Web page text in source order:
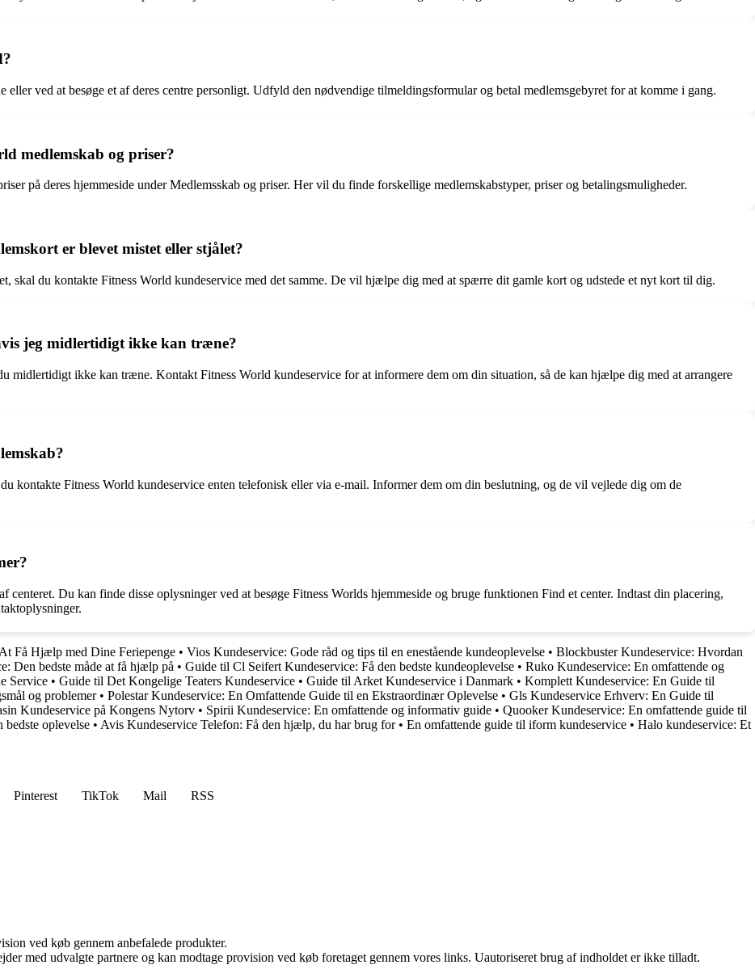
ved at besøge et af deres centre personligt. Udfyld den nødvendige tilmeldingsformular og betal medlemsgebyret for at komme i gang.
medlemskab og priser?
på deres hjemmeside under Medlemsskab og priser. Her vil du finde forskellige medlemskabstyper, priser og betalingsmuligheder.
er blevet mistet eller stjålet?
skal du kontakte Fitness World kundeservice med det samme. De vil hjælpe dig med at spærre dit gamle kort og udstede et nyt kort til dig.
jeg midlertidigt ikke kan træne?
midlertidigt ikke kan træne. Kontakt Fitness World kundeservice for at informere dem om din situation, så de kan hjælpe dig med at arrangere
kontakte Fitness World kundeservice enten telefonisk eller via e-mail. Informer dem om din beslutning, og de vil vejlede dig om de
centeret. Du kan finde disse oplysninger ved at besøge Fitness Worlds hjemmeside og bruge funktionen Find et center. Indtast din placering,
Få Hjælp med Dine Feriepenge • Vios Kundeservice: Gode råd og tips til en enestående kundeoplevelse • Blockbuster Kundeservice: Hvordan
Den bedste måde at få hjælp på • Guide til Cl Seifert Kundeservice: Få den bedste kundeoplevelse • Ruko Kundeservice: En omfattende og
Service • Guide til Det Kongelige Teaters Kundeservice • Guide til Arket Kundeservice i Danmark • Komplett Kundeservice: En Guide til
og problemer• Polestar Kundeservice: En Omfattende Guide til en Ekstraordinær Oplevelse • Gls Kundeservice Erhverv: En Guide til
Kundeservice på Kongens Nytorv • Spirii Kundeservice: En omfattende og informativ guide • Quooker Kundeservice: En omfattende guide til
oplevelse • Avis Kundeservice Telefon: Få den hjælp, du har brug for• En omfattende guide til iform kundeservice • Halo kundeservice: Et
Pinterest TikTok Mail
RSS
ved køb gennem anbefalede produkter.
med udvalgte partnere og kan modtage provision ved køb foretaget gennem vores links. Uautoriseret brug af indholdet er ikke tilladt.